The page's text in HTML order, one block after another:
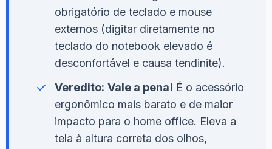
obrigatório de teclado e mouse
externos (digitar diretamente no
teclado do notebook elevado é
desconfortável e causa tendinite).
Veredito: Vale a pena! É o acessório
ergonômico mais barato e de maior
impacto para o home office. Eleva a
tela à altura correta dos olhos,